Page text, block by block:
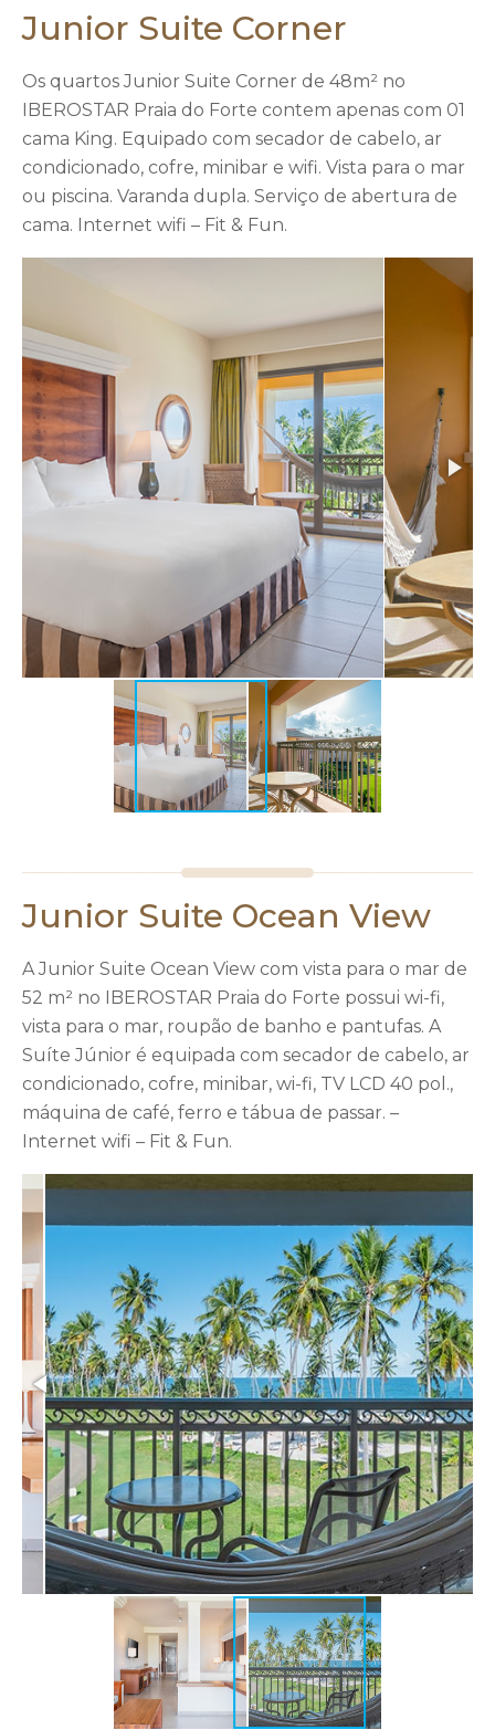
Junior Suite Corner
Os quartos Junior Suite Corner de 48m² no
IBEROSTAR Praia do Forte contem apenas com 01
cama King. Equipado com secador de cabelo, ar
condicionado, cofre, minibar e wifi. Vista para o mar
ou piscina. Varanda dupla. Serviço de abertura de
cama. Internet wifi – Fit & Fun.
Junior Suite Ocean View
A Junior Suite Ocean View com vista para o mar de
52 m² no IBEROSTAR Praia do Forte possui wi-fi,
vista para o mar, roupão de banho e pantufas. A
Suíte Júnior é equipada com secador de cabelo, ar
condicionado, cofre, minibar, wi-fi, TV LCD 40 pol.,
máquina de café, ferro e tábua de passar. –
Internet wifi – Fit & Fun.